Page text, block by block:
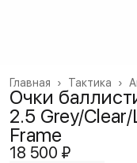
Тактика ›
Главная ›
Очки
2.5 Grey/
Frame
18 500 ₽